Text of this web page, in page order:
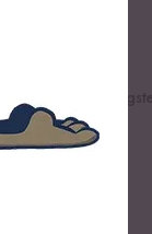
Bewertung
Erfahrung!